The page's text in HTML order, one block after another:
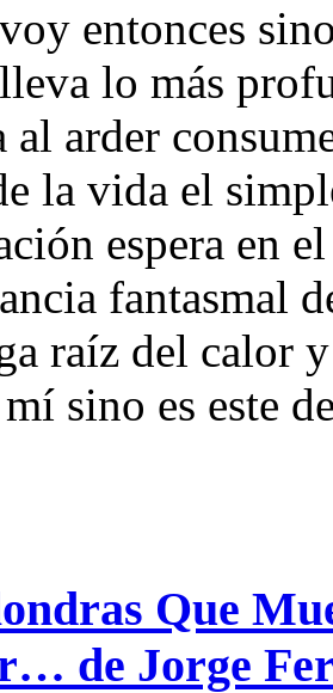
entonces
lo más
al arder
la vida el
espera en
fantasmal
raíz del calor
sino es este
Que
de Jorge